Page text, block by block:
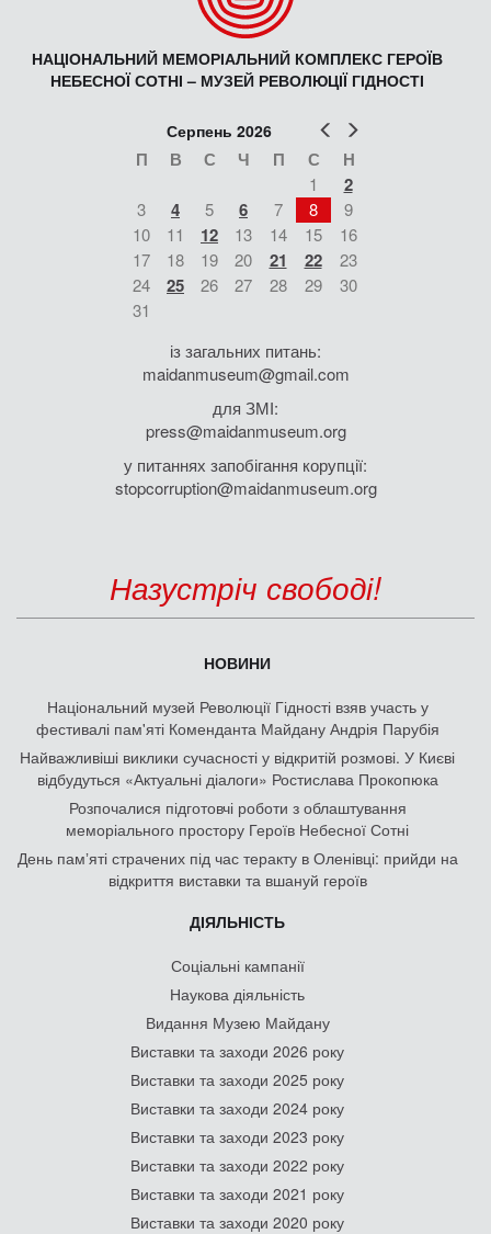
НАЦІОНАЛЬНИЙ МЕМОРІАЛЬНИЙ КОМПЛЕКС ГЕРОЇВ
НЕБЕСНОЇ СОТНІ – МУЗЕЙ РЕВОЛЮЦІЇ ГІДНОСТІ
Попер
Серпень 2026
П В С Ч П С Н
1 2
3 4 5 6 7 8
9
10
11 12 13 14 15
16
17
18 19 20 21 22
23
24
25 26 27 28 29
30
31
із загальних питань:
maidanmuseum@gmail.com
для ЗМІ:
press@maidanmuseum.org
у питаннях запобігання корупції:
stopcorruption@maidanmuseum.org
Назустріч свободі!
НОВИНИ
Національний музей Революції Гідності взяв участь у
фестивалі пам'яті Коменданта Майдану Андрія Парубія
Найважливіші виклики сучасності у відкритій розмові. У Києві
відбудуться «Актуальні діалоги» Ростислава Прокопюка
Розпочалися підготовчі роботи з облаштування
меморіального простору Героїв Небесної Сотні
День памʼяті страчених під час теракту в Оленівці: прийди на
відкриття виставки та вшануй героїв
ДІЯЛЬНІСТЬ
Соціальні кампанії
Наукова діяльність
Видання Музею Майдану
Виставки та заходи 2026 року
Виставки та заходи 2025 року
Виставки та заходи 2024 року
Виставки та заходи 2023 року
Виставки та заходи 2022 року
Виставки та заходи 2021 року
Виставки та заходи 2020 року